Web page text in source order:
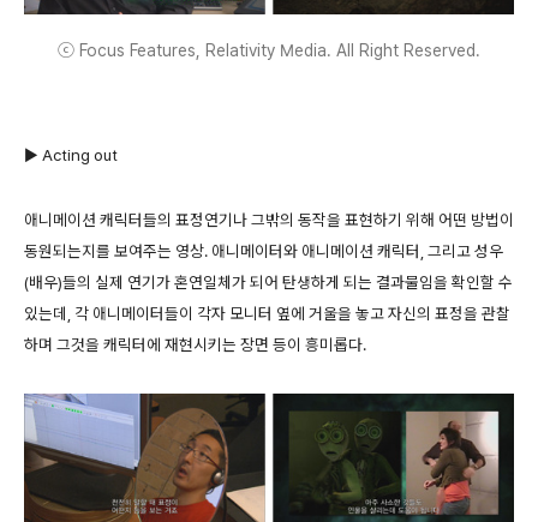
ⓒ Focus Features, Relativity Media. All Right Reserved.
▶ Acting out
애니메이션 캐릭터들의 표정연기나 그밖의 동작을 표현하기 위해 어떤 방법이
동원되는지를 보여주는 영상. 애니메이터와 애니메이션 캐릭터, 그리고 성우
(배우)들의 실제 연기가 혼연일체가 되어 탄생하게 되는 결과물임을 확인할 수
있는데, 각 애니메이터들이 각자 모니터 옆에 거울을 놓고 자신의 표정을 관찰
하며 그것을 캐릭터에 재현시키는 장면 등이 흥미롭다.